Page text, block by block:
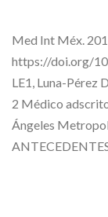
Med Int Méx.
https://doi.org/
LE1, Luna-Pérez
2 Médico
Ángeles